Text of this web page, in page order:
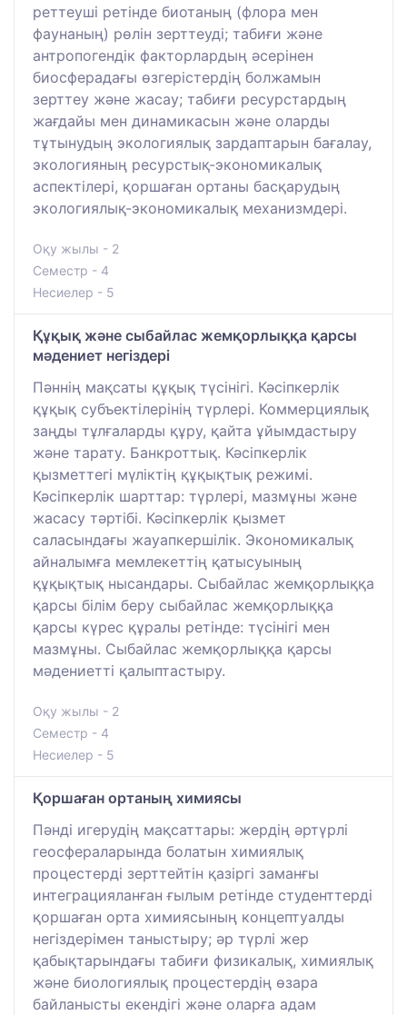
реттеуші ретінде биотаның (флора мен
фаунаның) рөлін зерттеуді; табиғи және
антропогендік факторлардың әсерінен
биосферадағы өзгерістердің болжамын
зерттеу және жасау; табиғи ресурстардың
жағдайы мен динамикасын және оларды
тұтынудың экологиялық зардаптарын бағалау,
экологияның ресурстық-экономикалық
аспектілері, қоршаған ортаны басқарудың
экологиялық-экономикалық механизмдері.
Оқу жылы - 2
Семестр - 4
Несиелер - 5
Құқық және сыбайлас жемқорлыққа қарсы
мәдениет негіздері
Пәннің мақсаты құқық түсінігі. Кәсіпкерлік
құқық субъектілерінің түрлері. Коммерциялық
заңды тұлғаларды құру, қайта ұйымдастыру
және тарату. Банкроттық. Кәсіпкерлік
қызметтегі мүліктің құқықтық режимі.
Кәсіпкерлік шарттар: түрлері, мазмұны және
жасасу тәртібі. Кәсіпкерлік қызмет
саласындағы жауапкершілік. Экономикалық
айналымға мемлекеттің қатысуының
құқықтық нысандары. Сыбайлас жемқорлыққа
қарсы білім беру сыбайлас жемқорлыққа
қарсы күрес құралы ретінде: түсінігі мен
мазмұны. Сыбайлас жемқорлыққа қарсы
мәдениетті қалыптастыру.
Оқу жылы - 2
Семестр - 4
Несиелер - 5
Қоршаған ортаның химиясы
Пәнді игерудің мақсаттары: жердің әртүрлі
геосфераларында болатын химиялық
процестерді зерттейтін қазіргі заманғы
интеграцияланған ғылым ретінде студенттерді
қоршаған орта химиясының концептуалды
негіздерімен таныстыру; әр түрлі жер
қабықтарындағы табиғи физикалық, химиялық
және биологиялық процестердің өзара
байланысты екендігі және оларға адам